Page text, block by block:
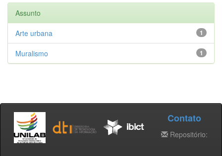
Assunto
1
Arte urbana
1
Muralismo
Contato
Repositório: